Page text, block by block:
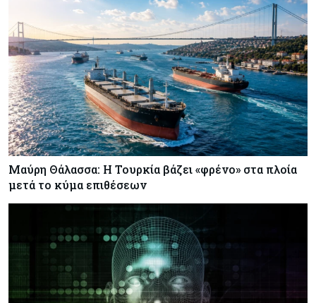
Μαύρη Θάλασσα: Η Τουρκία βάζει «φρένο» στα πλοία
μετά το κύμα επιθέσεων